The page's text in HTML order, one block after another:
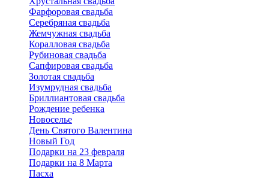
Фарфоровая свадьба
Серебряная свадьба
Жемчужная свадьба
Коралловая свадьба
Рубиновая свадьба
Сапфировая свадьба
Золотая свадьба
Изумрудная свадьба
Бриллиантовая свадьба
Рождение ребенка
Новоселье
День Святого Валентина
Новый Год
Подарки на 23 февраля
Подарки на 8 Марта
Пасха